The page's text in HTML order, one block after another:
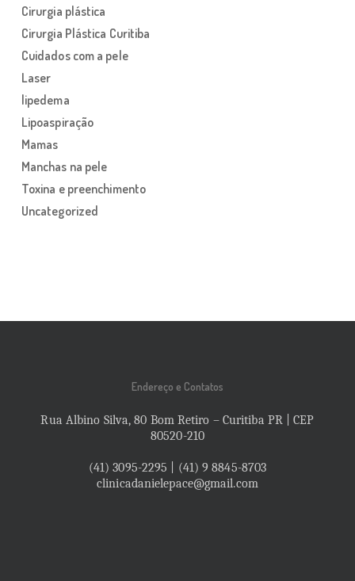
Cirurgia plástica
Cirurgia Plástica Curitiba
Cuidados com a pele
Laser
lipedema
Lipoaspiração
Mamas
Manchas na pele
Toxina e preenchimento
Uncategorized
Endereço e Contatos
Rua Albino Silva, 80 Bom Retiro – Curitiba PR | CEP
80520-210
(41) 3095-2295 | (41) 9 8845-8703
clinicadanielepace@gmail.com